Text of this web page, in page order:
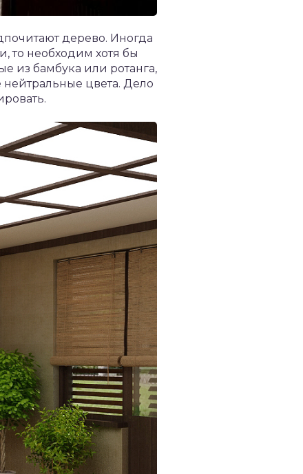
дерево. Иногда
то необходим хотя бы
из бамбука или ротанга,
цвета. Дело